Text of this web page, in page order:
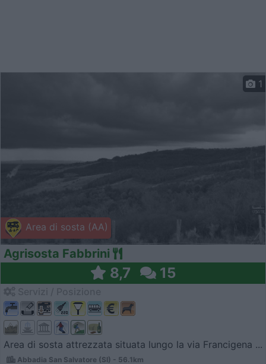
Area di sosta (AA)
1
Agrisosta Fabbrini
8,7 15
Area di sosta attrezzata situata lungo la via Francigena ...
Abbadia San Salvatore (SI) - 56.1km